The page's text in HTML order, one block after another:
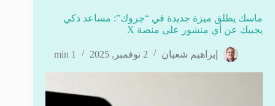
ماسك يطلق ميزة جديدة في “جروك”: مساعد ذكي
يجيبك عن أي منشور على منصة X
إبراهيم شعبان 2 نوفمبر, 2025 1 min